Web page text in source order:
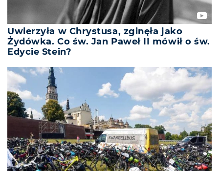
Uwierzyła w Chrystusa, zginęła jako
Żydówka. Co św. Jan Paweł II mówił o św.
Edycie Stein?